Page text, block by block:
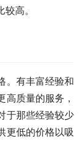
高。
。有丰富经验和
质量的服务，
于那些经验较少
更低的价格以吸